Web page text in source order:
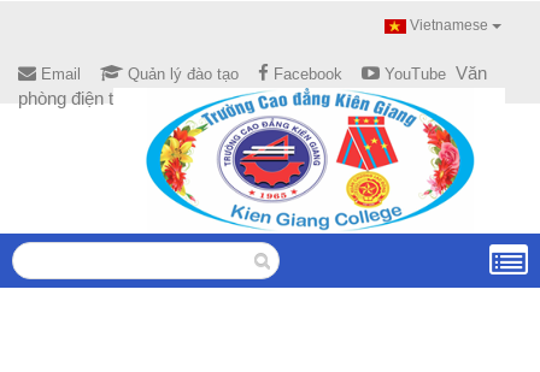
Vietnamese
Email Quản lý đào tạo Facebook YouTube Văn
phòng điện tử